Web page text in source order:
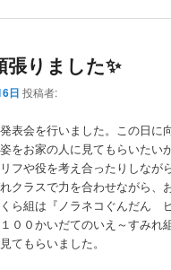
張りました✨
日 投稿者:
表会を行いました。この日に
をお家の人に見てもらいたい
フや役を考え合ったりしなが
クラスで力を合わせながら、
ら組は『ノラネコぐんだん
００かいだてのいえ～すみれ
てもらいました。